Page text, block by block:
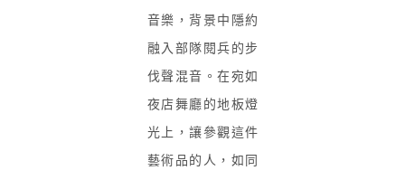
音樂，背景中隱約
融入部隊閱兵的步
伐聲混音。在宛如
夜店舞廳的地板燈
光上，讓參觀這件
藝術品的人，如同